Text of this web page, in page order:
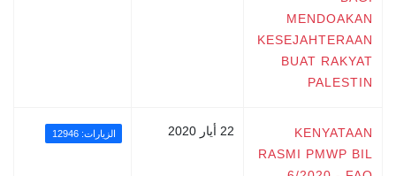
MENDOAKAN
KESEJAHTERAAN
BUAT RAKYAT
PALESTIN
KENYATAAN
RASMI PMWP BIL
22 أيار 2020 الزيارات: 12946